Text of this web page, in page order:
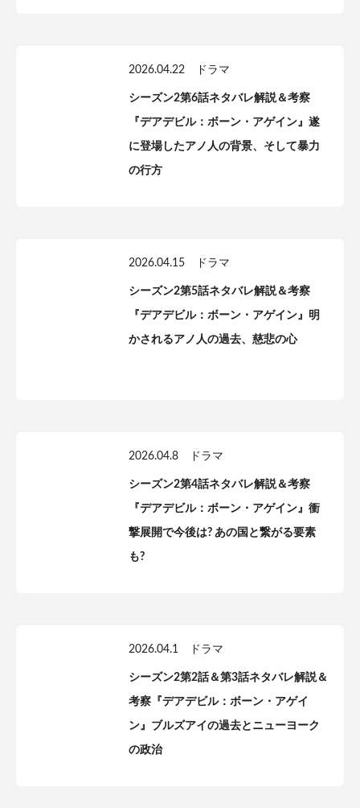
2026.04.22 ドラマ
シーズン2第6話ネタバレ解説＆考察
『デアデビル：ボーン・アゲイン』遂
に登場したアノ人の背景、そして暴力
の行方
2026.04.15 ドラマ
シーズン2第5話ネタバレ解説＆考察
『デアデビル：ボーン・アゲイン』明
かされるアノ人の過去、慈悲の心
2026.04.8 ドラマ
シーズン2第4話ネタバレ解説＆考察
『デアデビル：ボーン・アゲイン』衝
撃展開で今後は? あの国と繋がる要素
も?
2026.04.1 ドラマ
シーズン2第2話＆第3話ネタバレ解説＆
考察『デアデビル：ボーン・アゲイ
ン』ブルズアイの過去とニューヨーク
の政治